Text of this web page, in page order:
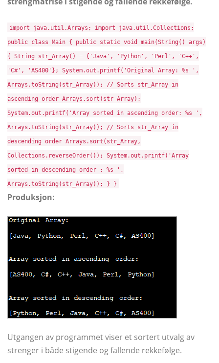
import java.util.Arrays; import java.util.Collections;
public class Main { public static void main(String() args)
{ String str_Array() = {'Java', 'Python', 'Perl', 'C++',
'C#', 'AS400'}; System.out.printf('Original Array: %s ',
Arrays.toString(str_Array)); // Sorts str_Array in
ascending order Arrays.sort(str_Array);
System.out.printf('Array sorted in ascending order: %s ',
Arrays.toString(str_Array)); // Sorts str_Array in
descending order Arrays.sort(str_Array,
Collections.reverseOrder()); System.out.printf('Array
sorted in descending order : %s ',
Arrays.toString(str_Array)); } }
Produksjon:
Utgangen av programmet viser et sortert utvalg av
strenger i både stigende og fallende rekkefølge.